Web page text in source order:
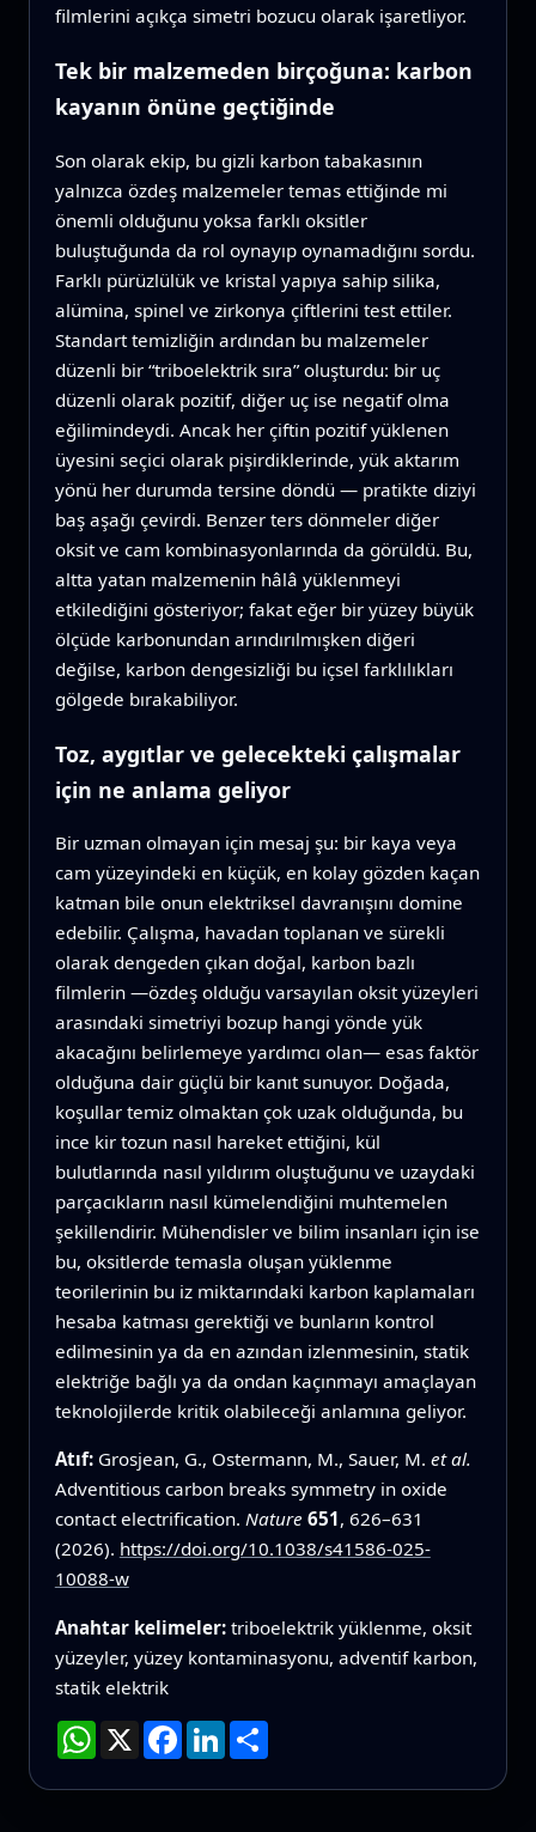
filmlerini açıkça simetri bozucu olarak işaretliyor.
Tek bir malzemeden birçoğuna: karbon
kayanın önüne geçtiğinde
Son olarak ekip, bu gizli karbon tabakasının
yalnızca özdeş malzemeler temas ettiğinde mi
önemli olduğunu yoksa farklı oksitler
buluştuğunda da rol oynayıp oynamadığını sordu.
Farklı pürüzlülük ve kristal yapıya sahip silika,
alümina, spinel ve zirkonya çiftlerini test ettiler.
Standart temizliğin ardından bu malzemeler
düzenli bir “triboelektrik sıra” oluşturdu: bir uç
düzenli olarak pozitif, diğer uç ise negatif olma
eğilimindeydi. Ancak her çiftin pozitif yüklenen
üyesini seçici olarak pişirdiklerinde, yük aktarım
yönü her durumda tersine döndü — pratikte diziyi
baş aşağı çevirdi. Benzer ters dönmeler diğer
oksit ve cam kombinasyonlarında da görüldü. Bu,
altta yatan malzemenin hâlâ yüklenmeyi
etkilediğini gösteriyor; fakat eğer bir yüzey büyük
ölçüde karbonundan arındırılmışken diğeri
değilse, karbon dengesizliği bu içsel farklılıkları
gölgede bırakabiliyor.
Toz, aygıtlar ve gelecekteki çalışmalar
için ne anlama geliyor
Bir uzman olmayan için mesaj şu: bir kaya veya
cam yüzeyindeki en küçük, en kolay gözden kaçan
katman bile onun elektriksel davranışını domine
edebilir. Çalışma, havadan toplanan ve sürekli
olarak dengeden çıkan doğal, karbon bazlı
filmlerin —özdeş olduğu varsayılan oksit yüzeyleri
arasındaki simetriyi bozup hangi yönde yük
akacağını belirlemeye yardımcı olan— esas faktör
olduğuna dair güçlü bir kanıt sunuyor. Doğada,
koşullar temiz olmaktan çok uzak olduğunda, bu
ince kir tozun nasıl hareket ettiğini, kül
bulutlarında nasıl yıldırım oluştuğunu ve uzaydaki
parçacıkların nasıl kümelendiğini muhtemelen
şekillendirir. Mühendisler ve bilim insanları için ise
bu, oksitlerde temasla oluşan yüklenme
teorilerinin bu iz miktarındaki karbon kaplamaları
hesaba katması gerektiği ve bunların kontrol
edilmesinin ya da en azından izlenmesinin, statik
elektriğe bağlı ya da ondan kaçınmayı amaçlayan
teknolojilerde kritik olabileceği anlamına geliyor.
Atıf: Grosjean, G., Ostermann, M., Sauer, M. et al.
Adventitious carbon breaks symmetry in oxide
contact electrification. Nature 651, 626–631
(2026). https://doi.org/10.1038/s41586-025-
10088-w
Anahtar kelimeler: triboelektrik yüklenme, oksit
yüzeyler, yüzey kontaminasyonu, adventif karbon,
statik elektrik
WhatsApp
X Facebook
LinkedInPaylaş